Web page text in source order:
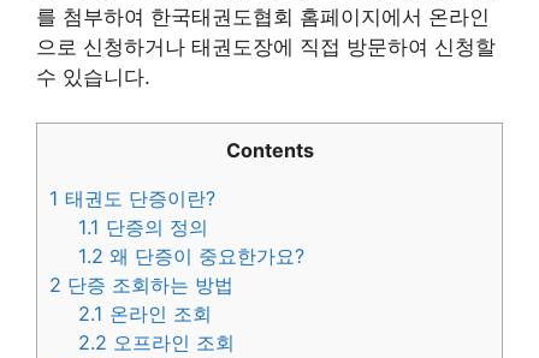
를 첨부하여 한국태권도협회 홈페이지에서 온라인
으로 신청하거나 태권도장에 직접 방문하여 신청할
수 있습니다.
Contents
1 태권도 단증이란?
1.1 단증의 정의
1.2 왜 단증이 중요한가요?
2 단증 조회하는 방법
2.1 온라인 조회
2.2 오프라인 조회